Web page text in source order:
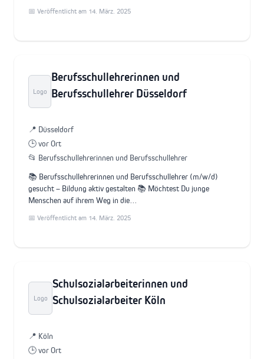
📅 Veröffentlicht am 14. März. 2025
Logo
Berufsschullehrerinnen und
Berufsschullehrer Düsseldorf
📍 Düsseldorf
🕒 vor Ort
📂 Berufsschullehrerinnen und Berufsschullehrer
📚 Berufsschullehrerinnen und Berufsschullehrer (m/w/d)
gesucht – Bildung aktiv gestalten 📚 Möchtest Du junge
Menschen auf ihrem Weg in die…
📅 Veröffentlicht am 14. März. 2025
Logo
Schulsozialarbeiterinnen und
Schulsozialarbeiter Köln
📍 Köln
🕒 vor Ort